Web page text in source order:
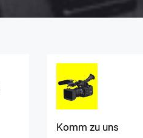
Komm zu uns